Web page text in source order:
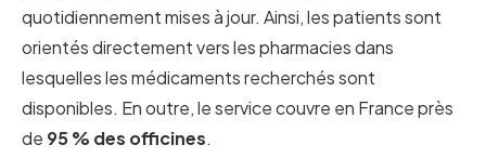
quotidiennement mises à jour. Ainsi, les patients sont
orientés directement vers les pharmacies dans
lesquelles les médicaments recherchés sont
disponibles. En outre, le service couvre en France près
de 95 % des officines.